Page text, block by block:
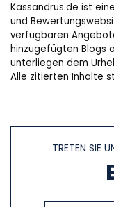
Kassandrus.de ist
und
verfügbaren
hinzugefügten Blogs
unterliegen dem
Alle zitierten Inhalte
TRETEN SIE